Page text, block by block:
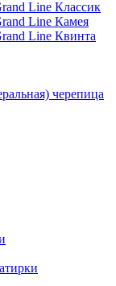
Line Классик
Line Камея
Line Квинта
черепица